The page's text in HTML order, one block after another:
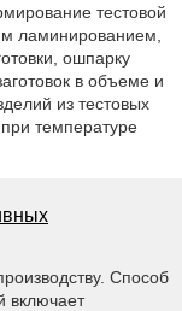
тестовой
ламинированием,
ошпарку
в объеме и
из тестовых
температуре
Способ
включает